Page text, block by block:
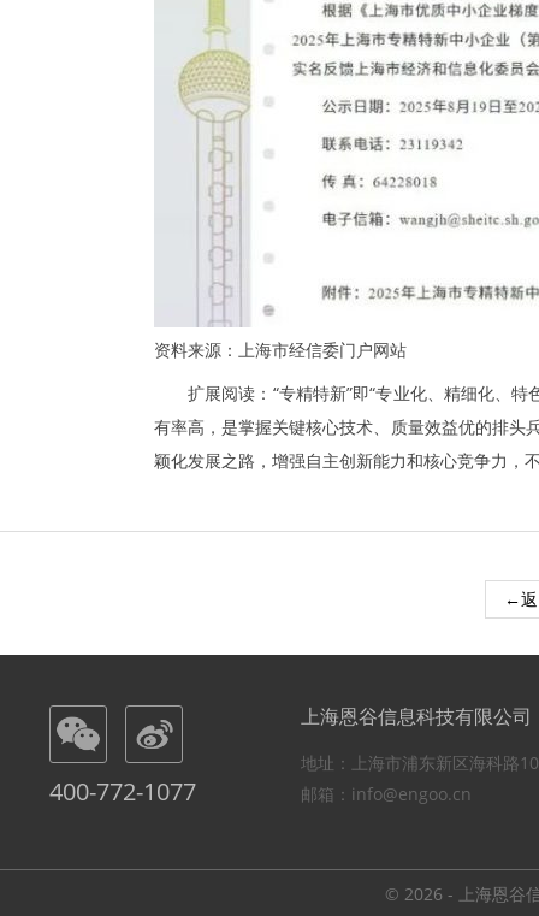
资料来源：上海市经信委门户网站
扩展阅读：“专精特新”即“专业化、精细化、
有率高，是掌握关键核心技术、质量效益优的排头
颖化发展之路，增强自主创新能力和核心竞争力，
←
400-772-1077
上海恩谷信息科技有限公司
地址：上海市浦东新区海科路
邮箱：info@engoo.cn
© 2026 - 上海恩谷